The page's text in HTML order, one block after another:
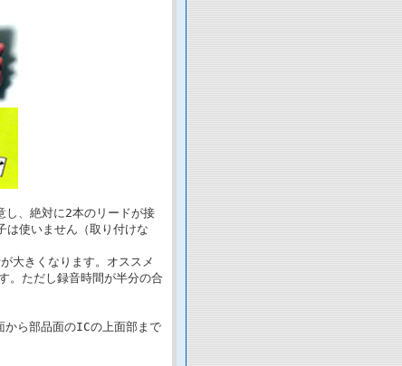
、絶対に2本のリードが接
は使いません（取り付けな
大きくなります。オススメ
。ただし録音時間が半分の合
ら部品面のICの上面部まで